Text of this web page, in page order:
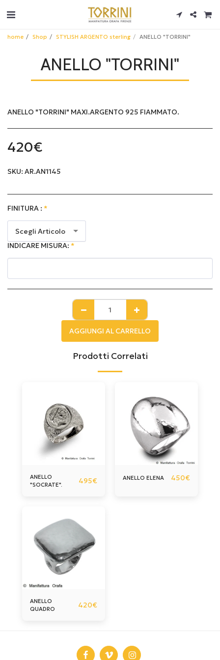
home Shop STYLISH ARGENTO sterling ANELLO "TORRINI"
ANELLO "TORRINI"
ANELLO "TORRINI" MAXI.ARGENTO 925 FIAMMATO.
420€
SKU: AR.AN1145
FINITURA : *
Scegli Articolo
INDICARE MISURA: *
AGGIUNGI AL CARRELLO
Prodotti Correlati
ANELLO
"SOCRATE".
495€ ANELLO ELENA 450€
ANELLO
QUADRO
420€